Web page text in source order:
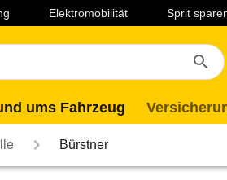
Elektromobilität Sprit
ums Fahrzeug
Bürstner